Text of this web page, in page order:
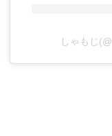
しゃもじ